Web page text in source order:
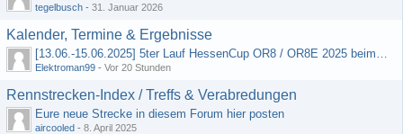
tegelbusch - 31. Januar 2026
Kalender, Termine & Ergebnisse
[13.06.-15.06.2025] 5ter Lauf HessenCup OR8 / OR8E 2025 beim MSC Ober-Mörlen e.V.
Elektroman99 - Vor 20 Stunden
Rennstrecken-Index / Treffs & Verabredungen
Eure neue Strecke in diesem Forum hier posten
aircooled - 8. April 2025